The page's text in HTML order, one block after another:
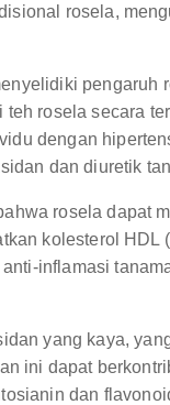
rosela,
pengaruh
rosela secara
dengan
dan diuretik
rosela dapat
kolesterol HDL
inflamasi
yang kaya,
ini dapat
dan